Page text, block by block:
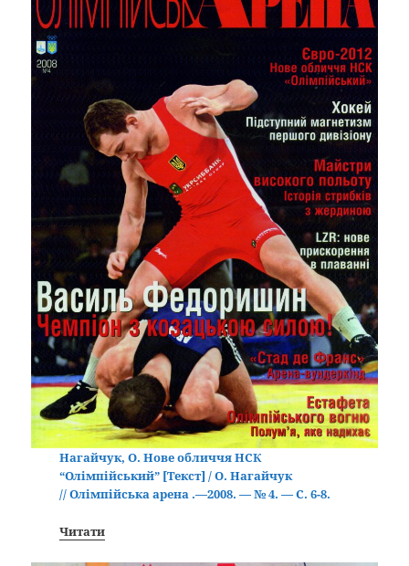
Нагайчук, О. Нове обличчя НСК
“Олімпійський” [Текст] / О. Нагайчук
// Олімпійська арена .—2008. — № 4. — С. 6-8.
Читати